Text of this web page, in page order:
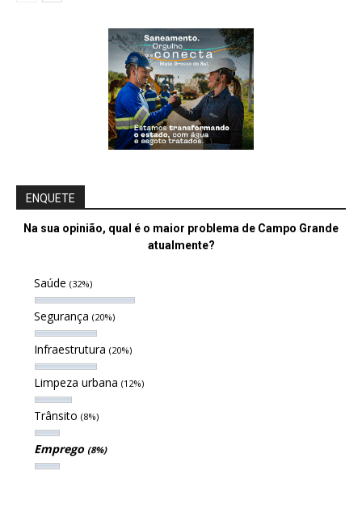
ENQUETE
Na sua opinião, qual é o maior problema de Campo Grande
atualmente?
Saúde (32%)
Segurança (20%)
Infraestrutura (20%)
Limpeza urbana (12%)
Trânsito (8%)
Emprego (8%)